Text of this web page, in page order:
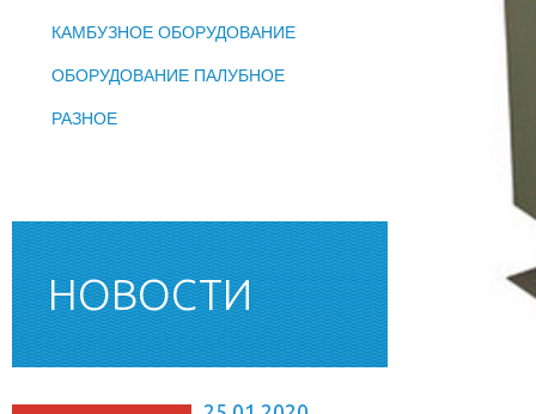
КАМБУЗНОЕ ОБОРУДОВАНИЕ
ОБОРУДОВАНИЕ ПАЛУБНОЕ
РАЗНОЕ
НОВОСТИ